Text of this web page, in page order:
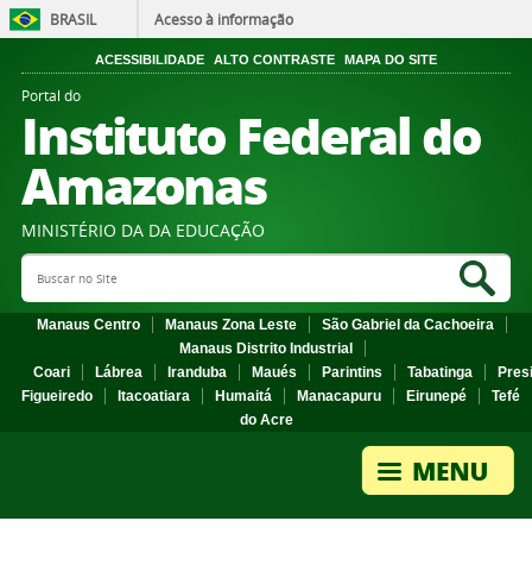
BRASIL Acesso à informação
ACESSIBILIDADE ALTO CONTRASTE MAPA DO SITE
Portal do
Instituto Federal do
Amazonas
MINISTÉRIO DA DA EDUCAÇÃO
Search Site
Manaus Centro Manaus Zona Leste
São Gabriel da Cachoeira
Manaus Distrito Industrial
Coari
Lábrea Iranduba Maués Parintins Tabatinga
Figueiredo
Itacoatiara Humaitá Manacapuru Eirunepé
Tefé
do Acre